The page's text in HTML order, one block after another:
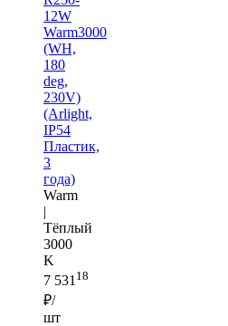
12W
Warm3000
(WH,
180
deg,
230V)
(Arlight,
IP54
Пластик,
3
года)
Warm
|
Тёплый
3000
K
7 53118
₽/
шт